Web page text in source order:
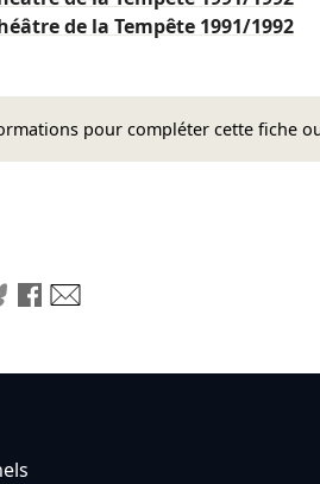
de la Tempête 1991/1992
pour compléter cette fiche
liensur LinkedIn
sur Mastodon
Partager sur Bluesky
Partager sur Facebook